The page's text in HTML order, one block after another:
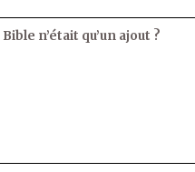
n’était qu’un ajout ?